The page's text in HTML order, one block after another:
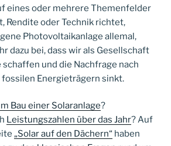
eines oder mehrere Themenfelder
Rendite oder Technik richtet,
Photovoltaikanlage allemal,
dazu bei, dass wir als Gesellschaft
und die Nachfrage nach
Energieträgern sinkt.
Bau einer Solaranlage?
Leistungszahlen über das Jahr? Auf
„Solar auf den Dächern“ haben